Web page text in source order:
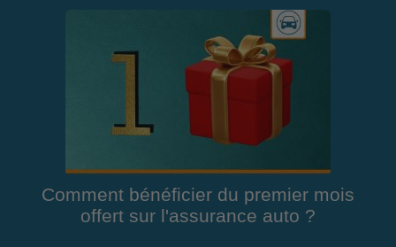
Comment bénéficier du premier mois
offert sur l'assurance auto ?